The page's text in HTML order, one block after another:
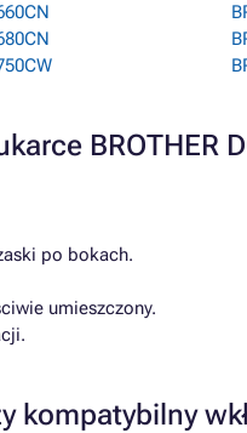
BROTHER
po bokach.
umieszczony.
kompatybilny